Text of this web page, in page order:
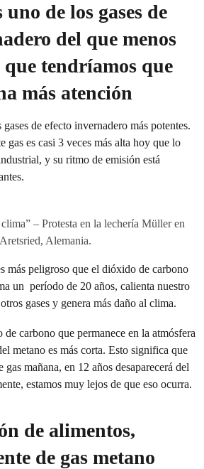
de los gases de
del que menos
tendríamos que
más atención
de efecto invernadero más potentes.
gas es casi 3 veces más alta hoy que lo
y su ritmo de emisión está
– Protesta en la lechería Müller en
Aretsried, Alemania.
más peligroso que el dióxido de carbono
un período de 20 años, calienta nuestro
gases y genera más daño al clima.
carbono que permanece en la atmósfera
metano es más corta. Esto significa que
gas mañana, en 12 años desaparecerá del
estamos muy lejos de que eso ocurra.
de alimentos,
de gas metano